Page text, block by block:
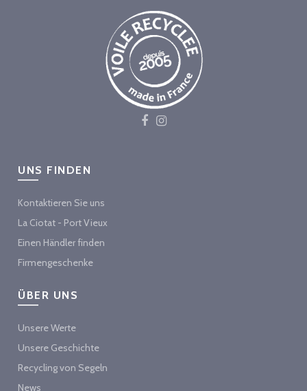
UNS FINDEN
Kontaktieren Sie uns
La Ciotat - Port Vieux
Einen Händler finden
Firmengeschenke
ÜBER UNS
Unsere Werte
Unsere Geschichte
Recycling von Segeln
News